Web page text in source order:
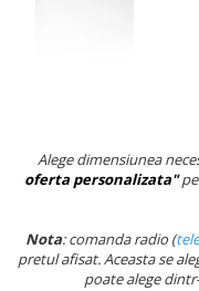
Alege dimensiunea
oferta personalizata"
Nota: comanda radio (
pretul afisat. Aceasta se
poate alege